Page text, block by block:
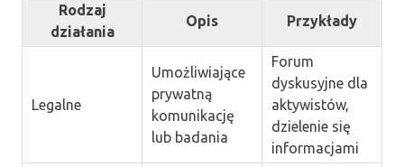
Rodzaj
działania
Opis Przykłady
Legalne
Umożliwiające
prywatną
komunikację
lub badania
Forum
dyskusyjne dla
aktywistów,
dzielenie się
informacjami